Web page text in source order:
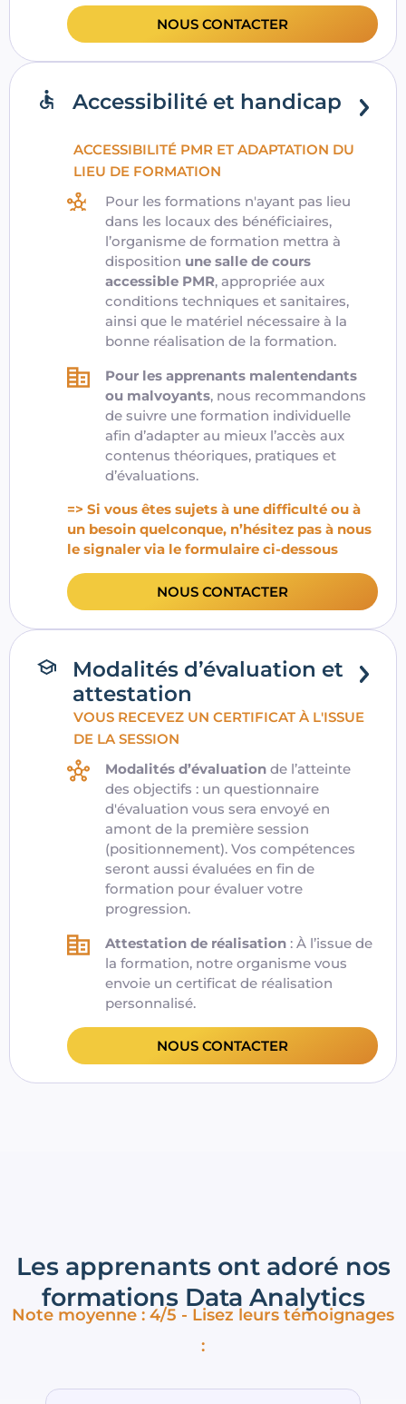
NOUS CONTACTER
Accessibilité et handicap
ACCESSIBILITÉ PMR ET ADAPTATION DU
LIEU DE FORMATION
Pour les formations n'ayant pas lieu
dans les locaux des bénéficiaires,
l’organisme de formation mettra à
disposition une salle de cours
accessible PMR, appropriée aux
conditions techniques et sanitaires,
ainsi que le matériel nécessaire à la
bonne réalisation de la formation.
Pour les apprenants malentendants
ou malvoyants, nous recommandons
de suivre une formation individuelle
afin d’adapter au mieux l’accès aux
contenus théoriques, pratiques et
d’évaluations.
=> Si vous êtes sujets à une difficulté ou à
un besoin quelconque, n’hésitez pas à nous
le signaler via le formulaire ci-dessous
NOUS CONTACTER
Modalités d’évaluation et
attestation
VOUS RECEVEZ UN CERTIFICAT À L'ISSUE
DE LA SESSION
Modalités d’évaluation de l’atteinte
des objectifs : un questionnaire
d'évaluation vous sera envoyé en
amont de la première session
(positionnement). Vos compétences
seront aussi évaluées en fin de
formation pour évaluer votre
progression.
Attestation de réalisation : À l’issue de
la formation, notre organismevous
envoie un certificat de réalisation
personnalisé.
NOUS CONTACTER
Les apprenants ont adoré nos
formations Data Analytics
Note moyenne : 4/5 - Lisez leurs témoignages
: